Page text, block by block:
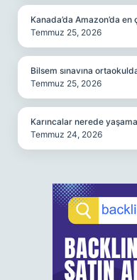
Kanada’da Amazon’da
Temmuz 25, 2026
Bilsem sınavına
Temmuz 25, 2026
Karıncalar nerede
Temmuz 24, 2026